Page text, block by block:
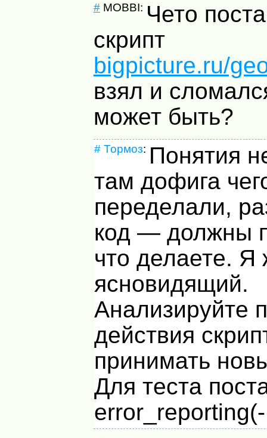
#MOBBI: Чето
скрипт
bigpicture.ru/
взял и
может быть?
# Тормоз: Понятия
там дофига
переделали,
код — должны
что делаете. Я
ясновидящий.
Анализируйте
действия
принимать
Для теста